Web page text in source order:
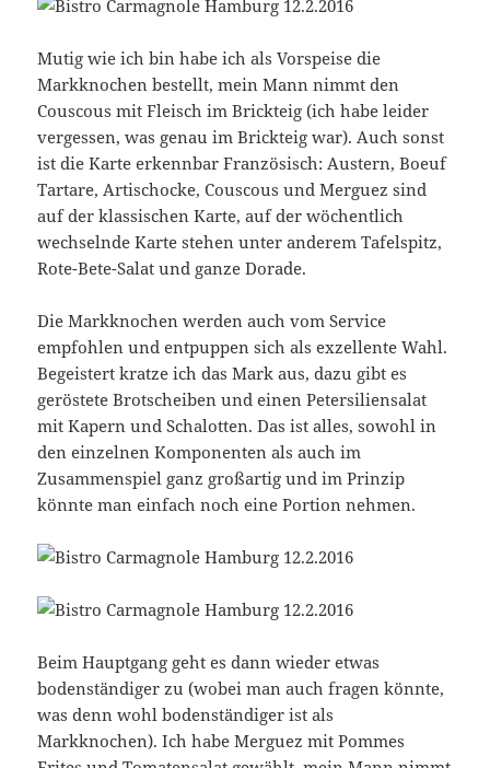
Mutig wie ich bin habe ich als Vorspeise die
Markknochen bestellt, mein Mann nimmt den
Couscous mit Fleisch im Brickteig (ich habe leider
vergessen, was genau im Brickteig war). Auch sonst
ist die Karte erkennbar Französisch: Austern, Boeuf
Tartare, Artischocke, Couscous und Merguez sind
auf der klassischen Karte, auf der wöchentlich
wechselnde Karte stehen unter anderem Tafelspitz,
Rote-Bete-Salat und ganze Dorade.
Die Markknochen werden auch vom Service
empfohlen und entpuppen sich als exzellente Wahl.
Begeistert kratze ich das Mark aus, dazu gibt es
geröstete Brotscheiben und einen Petersiliensalat
mit Kapern und Schalotten. Das ist alles, sowohl in
den einzelnen Komponenten als auch im
Zusammenspiel ganz großartig und im Prinzip
könnte man einfach noch eine Portion nehmen.
Beim Hauptgang geht es dann wieder etwas
bodenständiger zu (wobei man auch fragen könnte,
was denn wohl bodenständiger ist als
Markknochen). Ich habe Merguez mit Pommes